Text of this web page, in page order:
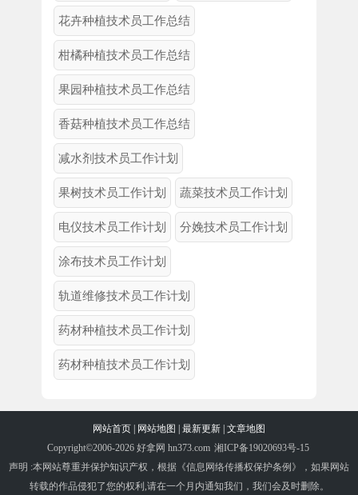
花卉种植技术员工作总结
柑橘种植技术员工作总结
果园种植技术员工作总结
香菇种植技术员工作总结
减水剂技术员工作计划
果树技术员工作计划 蔬菜技术员工作计划
电仪技术员工作计划 分娩技术员工作计划
涂布技术员工作计划
轨道维修技术员工作计划
药材种植技术员工作计划
药材种植技术员工作计划
网站首页 网站地图 最新更新 文章地图
Copyright©2006-2026 好拿网 hn373.com 湘ICP备19020693号-15
声明 :本网站尊重并保护知识产权，根据《信息网络传播权保护条例》，如果网站
转载的作品侵犯了您的权利,请在一个月内通知我们，我们会及时删除。